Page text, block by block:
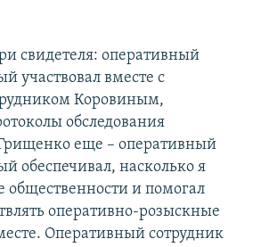
свидетеля: оперативный
участвовал вместе с
Коровиным,
обследования
еще – оперативный
обеспечивал, насколько я
общественности и помогал
оперативно-розыскные
Оперативный сотрудник